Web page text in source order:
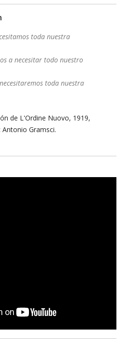
toda nuestra
a necesitar todo nuestro
toda nuestra
de L'Ordine Nuovo, 1919,
Gramsci.